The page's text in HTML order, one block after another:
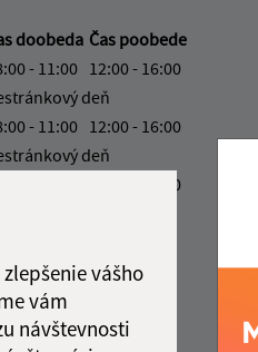
vášho
vám
návštevnosti
doobeda Čas poobede
- 11:00 12:00 - 16:00
deň
- 11:00 12:00 - 16:00
deň
12:00 - 16:00